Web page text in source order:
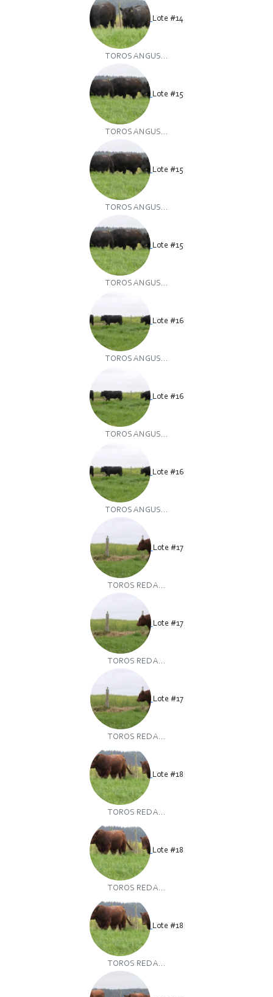
Lote #14
TOROS ANGUS...
Lote #15
TOROS ANGUS...
Lote #15
TOROS ANGUS...
Lote #15
TOROS ANGUS...
Lote #16
TOROS ANGUS...
Lote #16
TOROS ANGUS...
Lote #16
TOROS ANGUS...
Lote #17
TOROS RED A...
Lote #17
TOROS RED A...
Lote #17
TOROS RED A...
Lote #18
TOROS RED A...
Lote #18
TOROS RED A...
Lote #18
TOROS RED A...